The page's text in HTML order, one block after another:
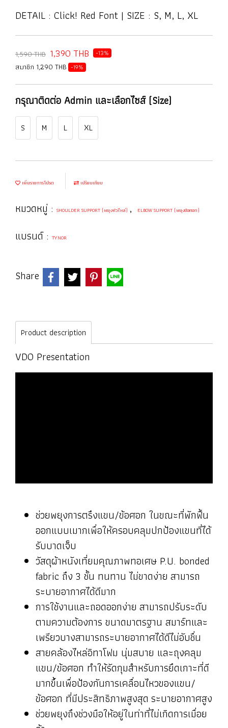
DETAIL : Click! Red Font | SIZE : S, M, L, XL
1,590 THB 1,390 THB -13%
สมาชิก 1,290 THB -19%
กรุณาติดต่อ Admin และเลือกไซส์ (Size)
S M L XL
เพิ่มรายการโปรด เปรียบเทียบ
หมวดหมู่ : SHOULDER SUPPORT (พยุงหัวไหล่) , ELBOW SUPPORT (พยุงข้อศอก)
แบรนด์ : TYNOR
Share
Product description
VDO Presentation
ช่วยพยุงการตรึงแขน/ข้อศอก ในขณะที่พักฟื้น
ออกแบบเมากเพื่อให้ครอบคลุมปกป้องแขนที่ได้
รับบาดเจ็บ
วัสดุผ้าหนังเที่ยมคุณภาพทอเศษ P.U. bonded
fabric ถึง 3 ชั้น ทนทาน ไม่ขาดง่าย สามารถ
ระบายอากาศได้ดีมาก
การใช้งานและถอดออกง่าย สามารถปรับระดับ
ตามความต้องการ ขนาดมาตรฐาน สมาร์ทและ
เพรียวบางสามารถระบายอากาศได้ดีไม่อับชื่น
สายคล้องไหล่อิทาโฟม นุ่มสบาย และถุงคลุม
แขน/ข้อศอก ทำให้รัดกุมสำหรับการยึดเกาะที่ดี
มากขึ้นเพื่อป้องกันการเคลื่อนไหวของแขน/
ข้อศอก ที่มีประสิทธิภาพสูงสุด ระบายอากาศสูง
ช่วยพยุงถึงช่วงมือให้อยู่ในท่าที่ไม่เกิดการเมื่อย